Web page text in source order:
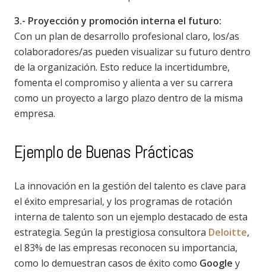
3.- Proyección y promoción interna el futuro:
Con un plan de desarrollo profesional claro, los/as
colaboradores/as pueden visualizar su futuro dentro
de la organización. Esto reduce la incertidumbre,
fomenta el compromiso y alienta a ver su carrera
como un proyecto a largo plazo dentro de la misma
empresa.
Ejemplo de Buenas Prácticas
La innovación en la gestión del talento es clave para
el éxito empresarial, y los programas de rotación
interna de talento son un ejemplo destacado de esta
estrategia. Según la prestigiosa consultora Deloitte,
el 83% de las empresas reconocen su importancia,
como lo demuestran casos de éxito como Google y